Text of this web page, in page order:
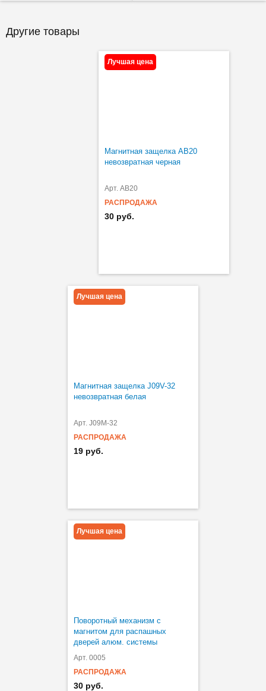
Другие товары
Лучшая цена
Магнитная защелка AB20
невозвратная черная
Арт. AB20
РАСПРОДАЖА
30 руб.
Лучшая цена
Магнитная защелка J09V-32
невозвратная белая
Арт. J09M-32
РАСПРОДАЖА
19 руб.
Лучшая цена
Поворотный механизм с
магнитом для распашных
дверей алюм. системы
Арт. 0005
РАСПРОДАЖА
30 руб.